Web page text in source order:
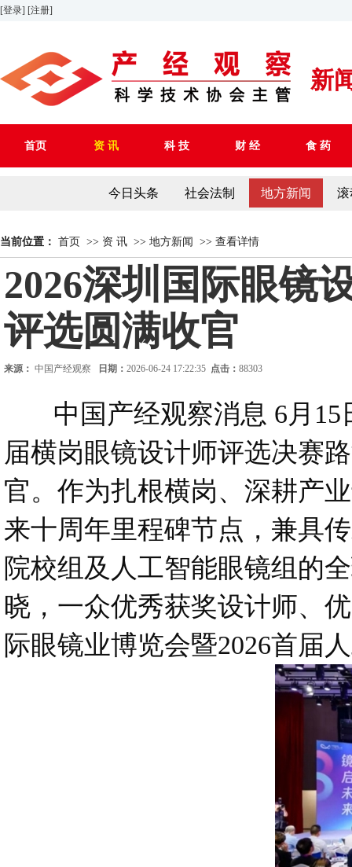
[登录] [注册]
新
首页 资 讯 科 技 财 经 食 药
今日头条 社会法制 地方新闻 滚
当前位置： 首页 >> 资 讯 >> 地方新闻 >> 查看详情
2026深圳国际眼镜
评选圆满收官
来源： 中国产经观察 日期： 2026-06-24 17:22:35 点击： 88303
中国产经观察消息 6月15
届横岗眼镜设计师评选决赛
官。作为扎根横岗、深耕产
来十周年里程碑节点，兼具
院校组及人工智能眼镜组的
晓，一众优秀获奖设计师、
际眼镜业博览会暨2026首届